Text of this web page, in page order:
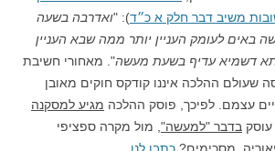
משיב דבר חלק א כ״ד): "ואדרבה בשעה
באים לעומק העניין יותר ממה שבא העניין
דשמיא עדיף בשעת מעשה". מאחורי חשיבת
שעולם ההלכה איננו קודקס חוקים מאובן
עצמם. לפיכך, פוסק ההלכה מגיע למסקנה
בדבר "למעשה" , מול מקרה ספציפי